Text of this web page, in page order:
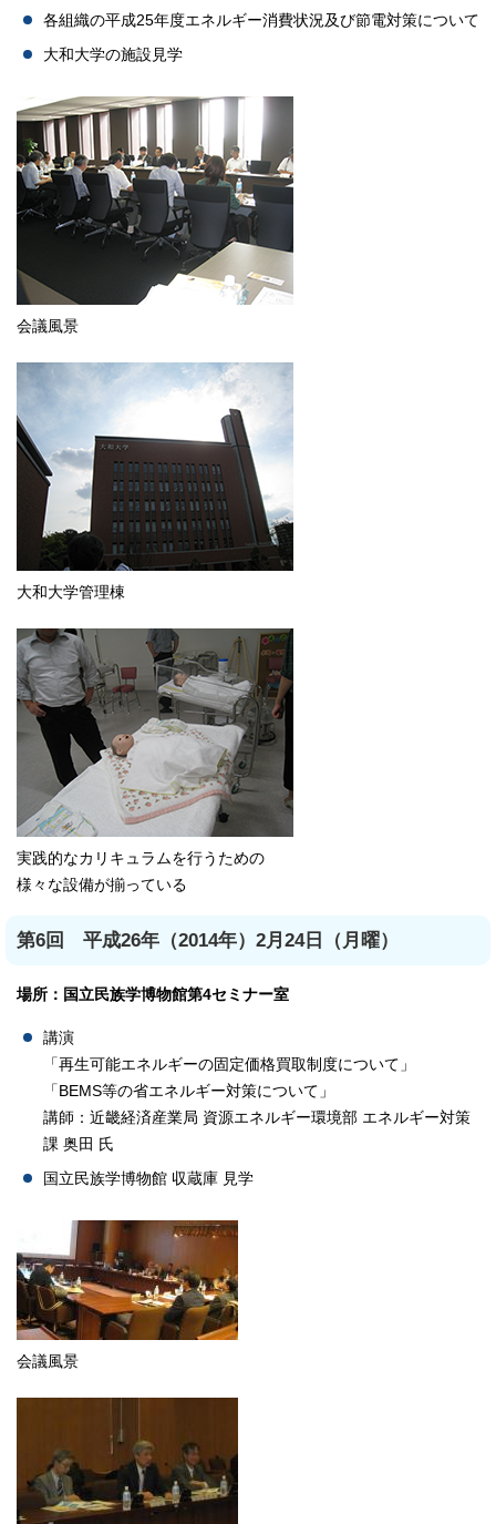
各組織の平成25年度エネルギー消費状況及び節電対策について
大和大学の施設見学
会議風景
大和大学管理棟
実践的なカリキュラムを行うための
様々な設備が揃っている
第6回 平成26年（2014年）2月24日（月曜）
場所：国立民族学博物館第4セミナー室
講演
「再生可能エネルギーの固定価格買取制度について」
「BEMS等の省エネルギー対策について」
講師：近畿経済産業局 資源エネルギー環境部 エネルギー対策
課 奥田 氏
国立民族学博物館 収蔵庫 見学
会議風景